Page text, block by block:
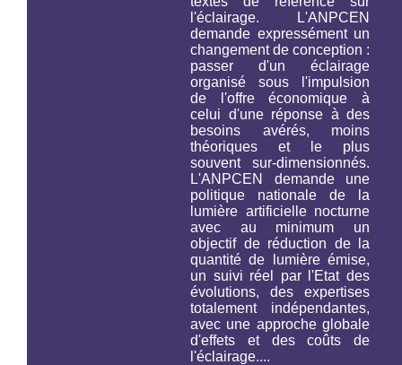
l'éclairage. L'ANPCEN
demande expressément un
changement de conception :
passer d'un éclairage
organisé sous l'impulsion
de l'offre économique à
celui d'une réponse à des
besoins avérés, moins
théoriques et le plus
souvent sur-dimensionnés.
L'ANPCEN demande une
politique nationale de la
lumière artificielle nocturne
avec au minimum un
objectif de réduction de la
quantité de lumière émise,
un suivi réel par l'Etat des
évolutions, des expertises
totalement indépendantes,
avec une approche globale
d'effets et des coûts de
l'éclairage....